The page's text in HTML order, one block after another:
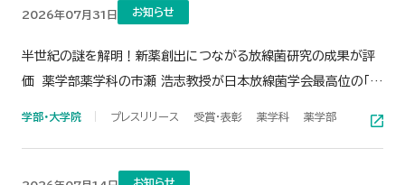
2026年07月31日 お知らせ
半世紀の謎を解明！新薬創出につながる放線菌研究の成果が評
価 薬学部薬学科の市瀬 浩志教授が日本放線菌学会最高位の「大
学部・大学院 プレスリリース 受賞・表彰 薬学科 薬学部
お知らせ